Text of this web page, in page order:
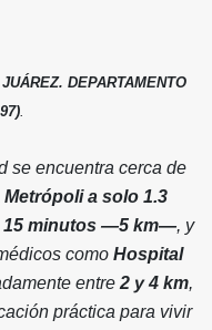
DEPARTAMENTO
.
se encuentra cerca de
Metrópoli a solo 1.3
15 minutos —5 km—, y
como Hospital
entre 2 y 4 km,
práctica para vivir